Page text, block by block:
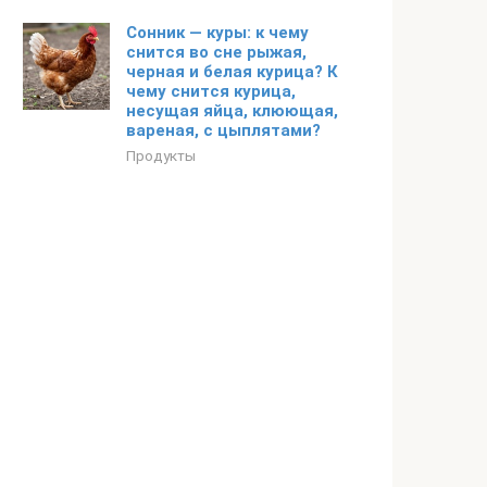
Сонник — куры: к чему
снится во сне рыжая,
черная и белая курица? К
чему снится курица,
несущая яйца, клюющая,
вареная, с цыплятами?
Продукты